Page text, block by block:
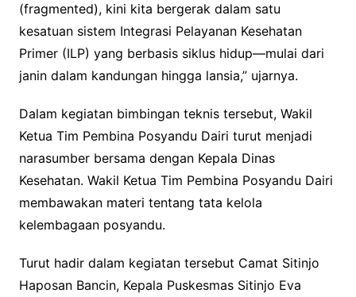
(fragmented), kini kita bergerak dalam satu
kesatuan sistem Integrasi Pelayanan Kesehatan
Primer (ILP) yang berbasis siklus hidup—mulai dari
janin dalam kandungan hingga lansia,” ujarnya.
Dalam kegiatan bimbingan teknis tersebut, Wakil
Ketua Tim Pembina Posyandu Dairi turut menjadi
narasumber bersama dengan Kepala Dinas
Kesehatan. Wakil Ketua Tim Pembina Posyandu Dairi
membawakan materi tentang tata kelola
kelembagaan posyandu.
Turut hadir dalam kegiatan tersebut Camat Sitinjo
Haposan Bancin, Kepala Puskesmas Sitinjo Eva